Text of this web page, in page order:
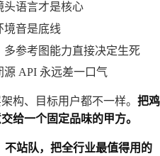
头语言才是核心
境音是底线
参考图能力直接决定生死
API 永远差一口气
构、目标用户都不一样。 把鸡
给一个固定品味的甲方。
不站队，把全行业最值得用的